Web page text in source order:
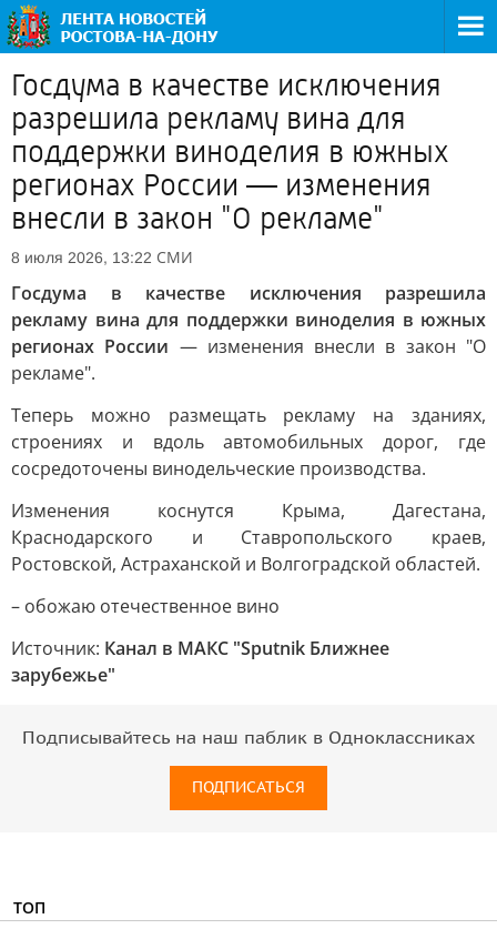
Госдума в качестве исключения
разрешила рекламу вина для
поддержки виноделия в южных
регионах России — изменения
внесли в закон "О рекламе"
8 июля 2026, 13:22 СМИ
Госдума в качестве исключения разрешила
рекламу вина для поддержки виноделия в южных
регионах России — изменения внесли в закон "О
рекламе".
Теперь можно размещать рекламу на зданиях,
строениях и вдоль автомобильных дорог, где
сосредоточены винодельческие производства.
Изменения коснутся Крыма, Дагестана,
Краснодарского и Ставропольского краев,
Ростовской, Астраханской и Волгоградской областей.
– обожаю отечественное вино
Источник: Канал в МАКС "Sputnik Ближнее
зарубежье"
Подписывайтесь на наш паблик в Одноклассниках
ПОДПИСАТЬСЯ
ТОП